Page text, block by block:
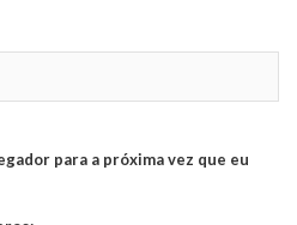
para a próxima vez que eu